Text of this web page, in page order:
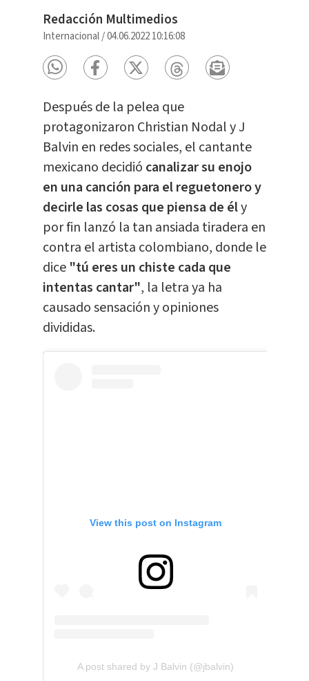
Redacción Multimedios
Internacional/04.06.2022 10:16:08
Después de la pelea que
protagonizaron Christian Nodal y J
Balvin en redes sociales, el cantante
mexicano decidió canalizar su enojo
en una canción para el reguetonero y
decirle las cosas que piensa de ély
por fin lanzó la tan ansiada tiradera en
contra el artista colombiano, donde le
dice "tú eres un chiste cada que
intentas cantar", la letra ya ha
causado sensación y opiniones
divididas.
View this post on Instagram
A post shared by J Balvin (@jbalvin)